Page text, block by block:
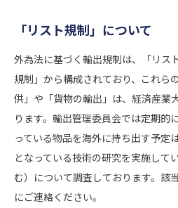
「リスト規制」について
外為法に基づく輸出規制は、「リス
規制」から構成されており、これら
供」や「貨物の輸出」は、経済産業
ります。輸出管理委員会では定期的
っている物品を海外に持ち出す予定
となっている技術の研究を実施して
む）について調査しております。該
にご連絡ください。